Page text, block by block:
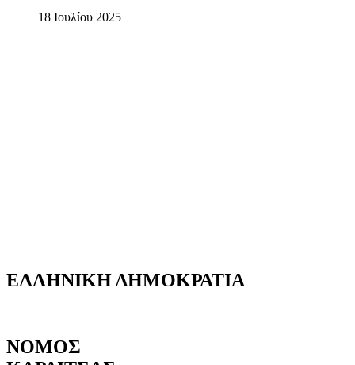
18 Ιουλίου 2025
ΕΛΛΗΝΙΚΗΔΗΜΟΚΡΑΤΙΑ
ΝΟΜΟΣ